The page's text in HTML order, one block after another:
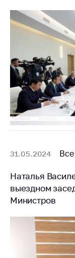
31.05.2024
Наталья
выездном
Министров